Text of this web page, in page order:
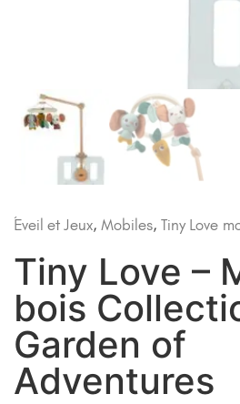
Éveil et Jeux, Mobiles, Tiny Love
Tiny Love –
bois
Garden of
Adventures